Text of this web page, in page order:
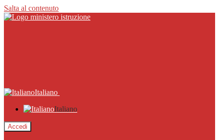
Salta al contenuto
Italiano
Italiano
Accedi